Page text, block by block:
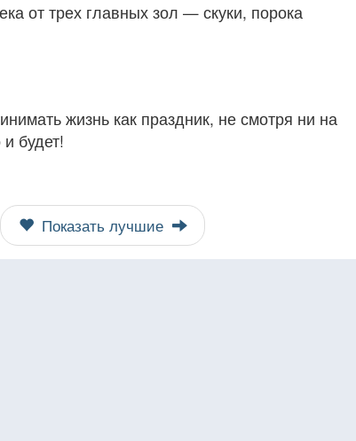
от трех главных зол — скуки, порока
жизнь как праздник, не смотря ни на
будет!
Показать лучшие